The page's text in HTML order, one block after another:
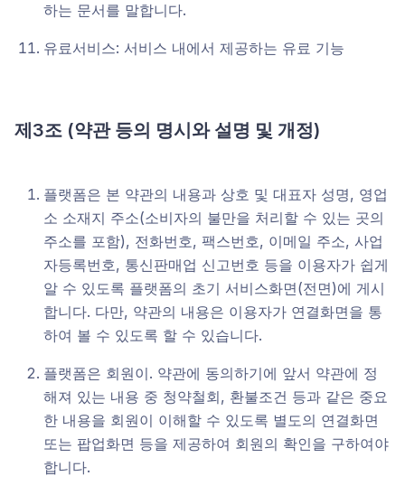
하는 문서를 말합니다.
유료서비스: 서비스 내에서 제공하는 유료 기능
제3조 (약관 등의 명시와 설명 및 개정)
플랫폼은 본 약관의 내용과 상호 및 대표자 성명, 영업
소 소재지 주소(소비자의 불만을 처리할 수 있는 곳의
주소를 포함), 전화번호, 팩스번호, 이메일 주소, 사업
자등록번호, 통신판매업 신고번호 등을 이용자가 쉽게
알 수 있도록 플랫폼의 초기 서비스화면(전면)에 게시
합니다. 다만, 약관의 내용은 이용자가 연결화면을 통
하여 볼 수 있도록 할 수 있습니다.
플랫폼은 회원이. 약관에 동의하기에 앞서 약관에 정
해져 있는 내용 중 청약철회, 환불조건 등과 같은 중요
한 내용을 회원이 이해할 수 있도록 별도의 연결화면
또는 팝업화면 등을 제공하여 회원의 확인을 구하여야
합니다.